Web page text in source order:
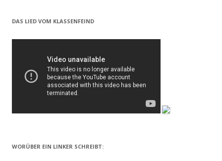
DAS LIED VOM KLASSENFEIND
WORÜBER EIN LINKER SCHREIBT: